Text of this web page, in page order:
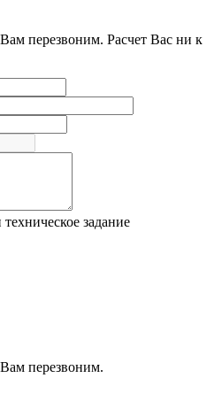
перезвоним. Расчет Вас ни к
задание
перезвоним.